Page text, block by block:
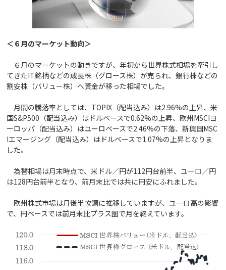
＜６月のマーケット動向＞
６月のマーケットの動きですが、年初から世界株式相場を牽引し
てきたIT銘柄などの成長株（グロース株）が売られ、銀行株などの
割安株（バリュー株）へ資金が移った相場でした。
月間の騰落率としては、TOPIX（配当込み）は2.96%の上昇、米
国S&P500（配当込み）はドルベースで0.62%の上昇、欧州MSCIヨ
ーロッパ（配当込み）はユーロベースで2.46%の下落、新興国MSC
Iエマージング（配当込み）はドルベースで1.07%の上昇となりま
した。
為替相場は月末時点で、米ドル／円が112円台前半、ユーロ／円
は128円台前半となり、前月末比では共に円安にふれました。
欧州株式市場は月後半軟調に推移していますが、ユーロ高の影響
で、円ベースでは前月末比プラス圏で月を終えています。